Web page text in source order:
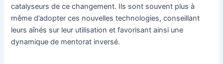
catalyseurs de ce changement. Ils sont souvent plus à
même d’adopter ces nouvelles technologies, conseillant
leurs aînés sur leur utilisation et favorisant ainsi une
dynamique de mentorat inversé.